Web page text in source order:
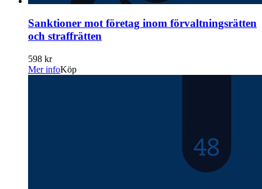
Sanktioner mot företag inom förvaltningsrätten
och straffrätten
598 kr
Mer infoKöp